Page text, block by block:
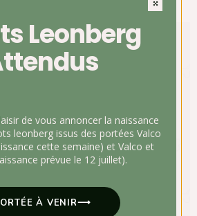
Leonberg
de vous annoncer la naissance
leonberg issus des portées Valco
cette semaine) et Valco et
prévue le 12 juillet).
À VENIR⟶